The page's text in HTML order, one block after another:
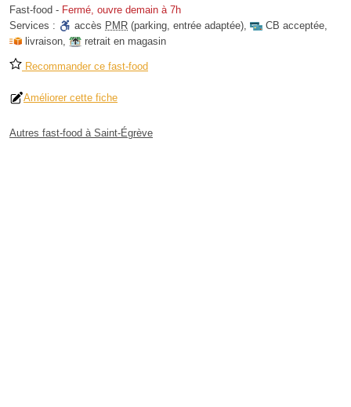
Fast-food - Fermé, ouvre demain à 7h
Services :
accès PMR (parking, entrée adaptée), CB acceptée,
livraison, retrait en magasin
Recommander ce fast-food
Améliorer cette fiche
Autres fast-food à Saint-Égrève